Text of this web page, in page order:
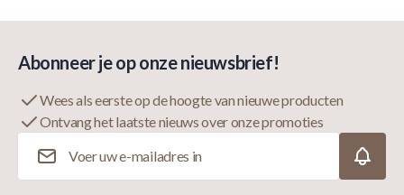
Abonneer je op onze nieuwsbrief!
Wees als eerste op de hoogte van nieuwe producten
Ontvang het laatste nieuws over onze promoties